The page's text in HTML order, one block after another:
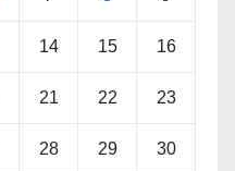
14 15 16
21 22 23
28 29 30